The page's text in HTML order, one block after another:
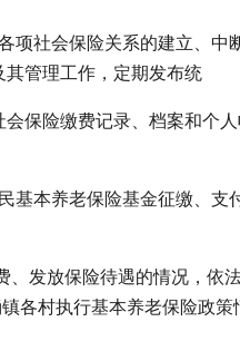
项社会保险关系的建立、中
管理工作，定期发布统
保险缴费记录、档案和个
基本养老保险基金征缴、支
、发放保险待遇的情况，依
各村执行基本养老保险政策